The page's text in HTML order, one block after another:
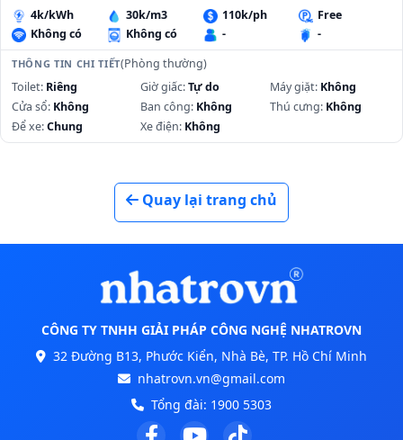
4k/kWh 30k/m3 110k/ph
Free
Không có
Không có - -
THÔNG TIN CHI TIẾT(Phòng thường)
Toilet: Riêng Giờ giấc:Tự do Máy giặt: Không
Cửa sổ: Không Ban công: Không Thú cưng: Không
Để xe:Chung Xe điện: Không
Quay lại trang chủ
CÔNG TY TNHH GIẢI PHÁP CÔNG NGHỆ NHATROVN
32 Đường B13, Phước Kiển, Nhà Bè, TP. Hồ Chí Minh
nhatrovn.vn@gmail.com
Tổng đài: 1900 5303